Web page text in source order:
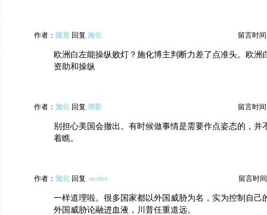
作者： 随逛 回复 施化 留言时间
欧洲白左能操纵败灯？施化博主判断力差了点准头。欧洲
资助和操纵
作者： 施化 回复 倩影 留言时间
别担心美国会撤出。有时候做事情是需要作点姿态的，并
着瞧。
作者： 施化 回复 -ocelot- 留言时
一样道理啦。很多国家都以外国威胁为名，实为控制自己
外国威胁论融进血液，川普任重道远。